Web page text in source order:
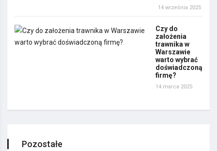
14 września 2025
Czy do
założenia
trawnika w
Warszawie
warto wybrać
doświadczoną
firmę?
14 marca 2025
Pozostałe